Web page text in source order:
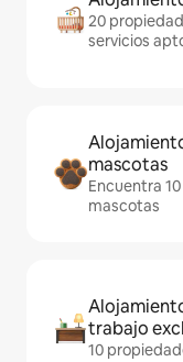
20
servicios
mascotas
Encuentra
mascotas
trabajo
10